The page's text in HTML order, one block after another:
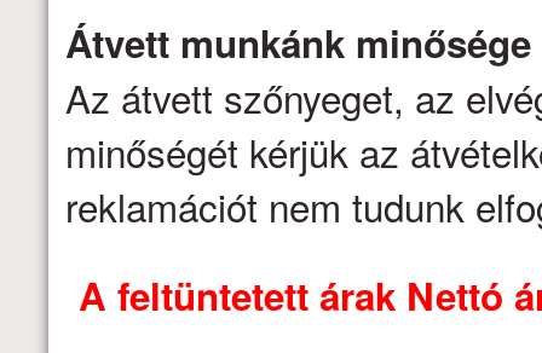
Átvett munkánk minősége
Az átvett szőnyeget, az
minőségét kérjük az
reklamációt nem tudunk
A feltüntetett árak Nettó